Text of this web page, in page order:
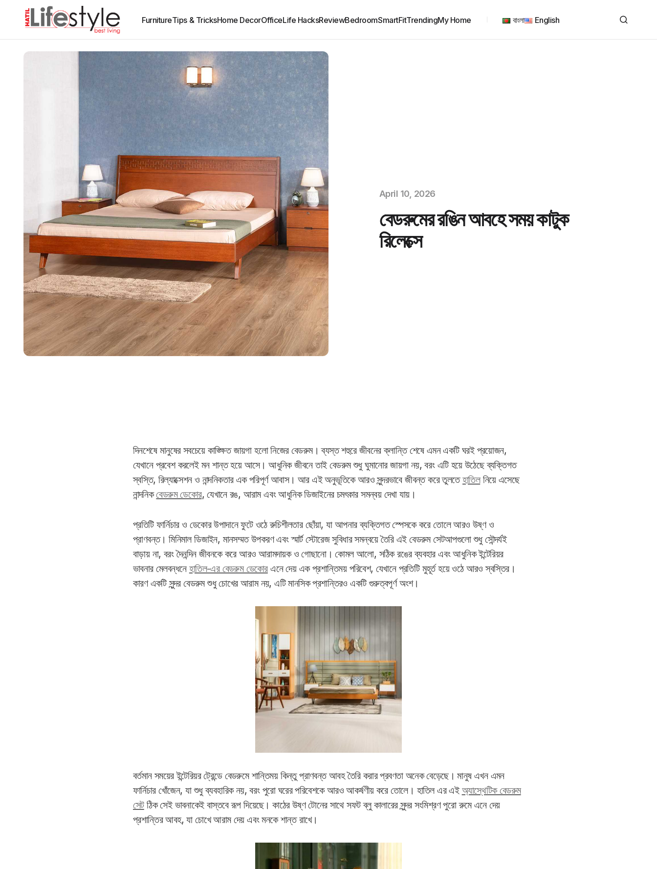
FurnitureTips & TricksHome DecorOfficeLife HacksReviewBedroomSmartFitTrendingMy Home বাংলা English
April 10, 2026
বেডরুমের রঙিন আবহে সময় কাটুক
রিলেক্সে
দিনশেষে মানুষের সবচেয়ে কাঙ্ক্ষিত জায়গা হলো নিজের বেডরুম। ব্যস্ত শহুরে জীবনের ক্লান্তি শেষে এমন একটি ঘরই প্রয়োজন,
যেখানে প্রবেশ করলেই মন শান্ত হয়ে আসে। আধুনিক জীবনে তাই বেডরুম শুধু ঘুমানোর জায়গা নয়, বরং এটি হয়ে উঠেছে ব্যক্তিগত
স্বস্তি, রিল্যাক্সেশন ও নান্দনিকতার এক পরিপূর্ণ আবাস। আর এই অনুভূতিকে আরও সুন্দরভাবে জীবন্ত করে তুলতেহাতিলনিয়ে এসেছে
নান্দনিকবেডরুম ডেকোর, যেখানে রঙ, আরাম এবং আধুনিক ডিজাইনের চমৎকার সমন্বয় দেখা যায়।
প্রতিটি ফার্নিচার ও ডেকোর উপাদানে ফুটে ওঠে রুচিশীলতার ছোঁয়া, যা আপনার ব্যক্তিগত স্পেসকে করে তোলে আরও উষ্ণ ও
প্রাণবন্ত। মিনিমাল ডিজাইন, মানসম্মত উপকরণ এবং স্মার্ট স্টোরেজ সুবিধার সমন্বয়ে তৈরি এই বেডরুম সেটআপগুলো শুধু সৌন্দর্যই
বাড়ায় না, বরং দৈনন্দিন জীবনকে করে আরও আরামদায়ক ও গোছানো। কোমল আলো, সঠিক রঙের ব্যবহার এবং আধুনিক ইন্টেরিয়র
ভাবনার মেলবন্ধনে হাতিল-এর বেডরুম ডেকোরএনে দেয় এক প্রশান্তিময় পরিবেশ, যেখানে প্রতিটি মুহূর্ত হয়ে ওঠে আরও স্বস্তির।
কারণ একটি সুন্দর বেডরুম শুধু চোখের আরাম নয়, এটি মানসিক প্রশান্তিরও একটি গুরুত্বপূর্ণ অংশ।
বর্তমান সময়ের ইন্টেরিয়র ট্রেন্ডে বেডরুমে শান্তিময় কিন্তু প্রাণবন্ত আবহ তৈরি করার প্রবণতা অনেক বেড়েছে। মানুষ এখন এমন
ফার্নিচার খোঁজেন, যা শুধু ব্যবহারিক নয়, বরং পুরো ঘরের পরিবেশকে আরও আকর্ষণীয় করে তোলে। হাতিল এর এইঅ্যাস্থেটিক বেডরুম
সেটঠিক সেই ভাবনাকেই বাস্তবে রূপ দিয়েছে। কাঠের উষ্ণ টোনের সাথে সফট ব্লু কালারের সুন্দর সংমিশ্রণ পুরো রুমে এনে দেয়
প্রশান্তির আবহ, যা চোখে আরাম দেয় এবং মনকে শান্ত রাখে।